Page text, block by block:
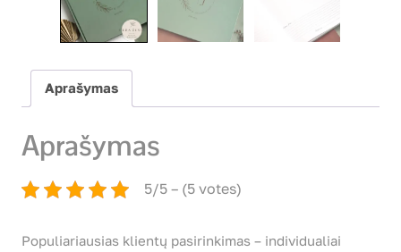
Aprašymas
Aprašymas
5/5 – (5 votes)
Populiariausias klientų pasirinkimas – individualiai